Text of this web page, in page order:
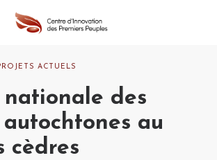
ACTUELS
nationale des
au
cèdres